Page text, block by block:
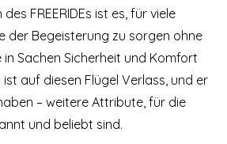
FREERIDEs ist es, für viele
der Begeisterung zu sorgen ohne
Sachen Sicherheit und Komfort
auf diesen Flügel Verlass, und er
– weitere Attribute, für die
und beliebt sind.